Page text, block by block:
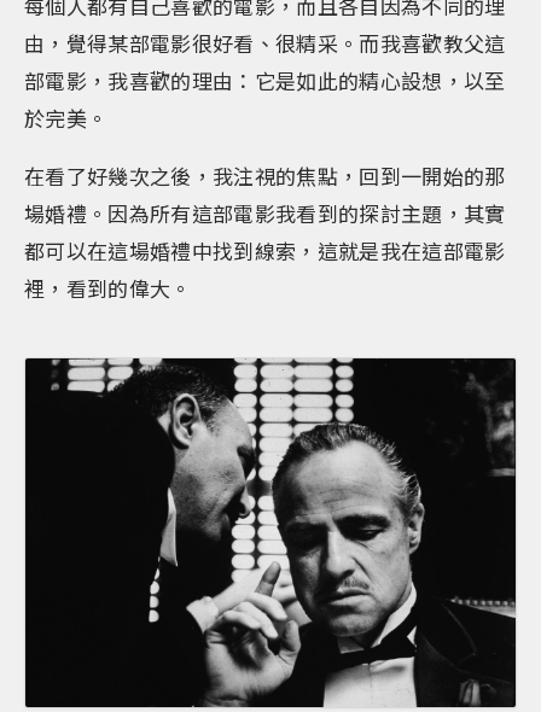
由，覺得某部電影很好看、很精采。而我喜歡教父這
部電影，我喜歡的理由：它是如此的精心設想，以至
於完美。
在看了好幾次之後，我注視的焦點，回到一開始的那
場婚禮。因為所有這部電影我看到的探討主題，其實
都可以在這場婚禮中找到線索，這就是我在這部電影
裡，看到的偉大。